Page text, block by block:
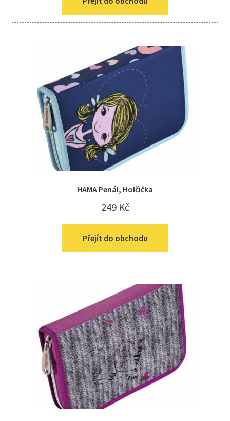
HAMA Penál, Holčička
249 Kč
Přejít do obchodu